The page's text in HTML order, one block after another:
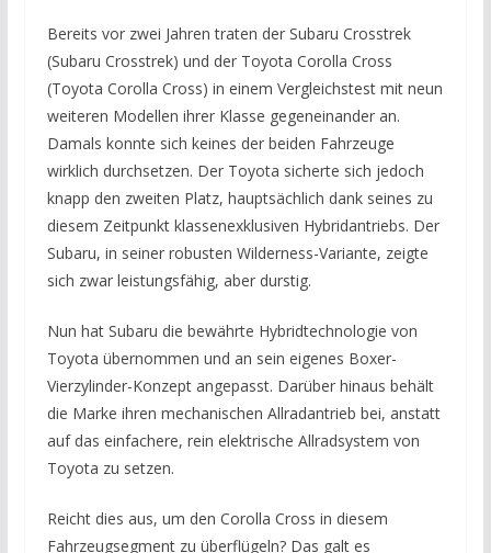
Bereits vor zwei Jahren traten der Subaru Crosstrek
(Subaru Crosstrek) und der Toyota Corolla Cross
(Toyota Corolla Cross) in einem Vergleichstest mit neun
weiteren Modellen ihrer Klasse gegeneinander an.
Damals konnte sich keines der beiden Fahrzeuge
wirklich durchsetzen. Der Toyota sicherte sich jedoch
knapp den zweiten Platz, hauptsächlich dank seines zu
diesem Zeitpunkt klassenexklusiven Hybridantriebs. Der
Subaru, in seiner robusten Wilderness-Variante, zeigte
sich zwar leistungsfähig, aber durstig.
Nun hat Subaru die bewährte Hybridtechnologie von
Toyota übernommen und an sein eigenes Boxer-
Vierzylinder-Konzept angepasst. Darüber hinaus behält
die Marke ihren mechanischen Allradantrieb bei, anstatt
auf das einfachere, rein elektrische Allradsystem von
Toyota zu setzen.
Reicht dies aus, um den Corolla Cross in diesem
Fahrzeugsegment zu überflügeln? Das galt es